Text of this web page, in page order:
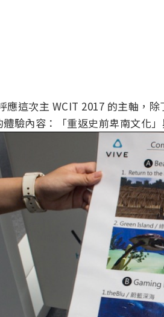
應這次主 WCIT 2017 的主軸，
體驗內容：「重返史前卑南文化」